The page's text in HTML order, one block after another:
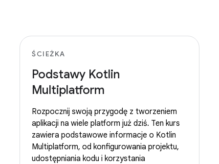
ŚCIEŻKA
Podstawy Kotlin
Multiplatform
Rozpocznij swoją przygodę z tworzeniem
aplikacji na wiele platform już dziś. Ten kurs
zawiera podstawowe informacje o Kotlin
Multiplatform, od konfigurowania projektu,
udostępniania kodu i korzystania